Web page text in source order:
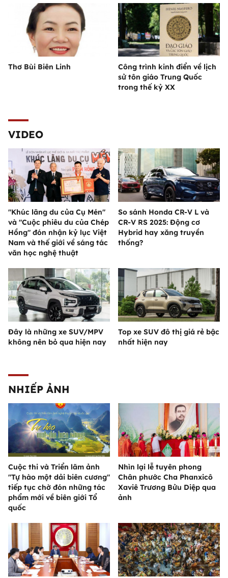
Thơ Bùi Biên Linh
Công trình kinh điển về lịch
sử tôn giáo Trung Quốc
trong thế kỷ XX
VIDEO
"Khúc lãng du của Cụ Mén"
và "Cuộc phiêu du của Chép
Hồng" đón nhận kỷ lục Việt
Nam và thế giới về sáng tác
văn học nghệ thuật
So sánh Honda CR-V L và
CR-V RS 2025: Động cơ
Hybrid hay xăng truyền
thống?
Đây là những xe SUV/MPV
không nên bỏ qua hiện nay
Top xe SUV đô thị giá rẻ bậc
nhất hiện nay
NHIẾP ẢNH
Cuộc thi và Triển lãm ảnh
"Tự hào một dải biên cương"
tiếp tục chờ đón những tác
phẩm mới về biên giới Tổ
quốc
Nhìn lại lễ tuyên phong
Chân phước Cha Phanxicô
Xaviê Trương Bửu Diệp qua
ảnh